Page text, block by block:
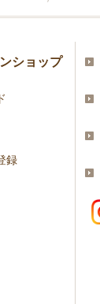
ショップ
録